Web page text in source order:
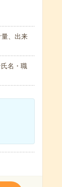
、出来
名・職